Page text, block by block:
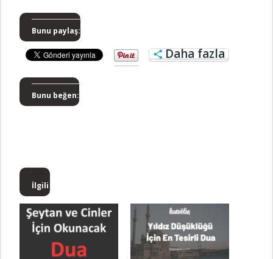
Bunu paylaş:
Daha fazla
Bunu beğen:
İlgili